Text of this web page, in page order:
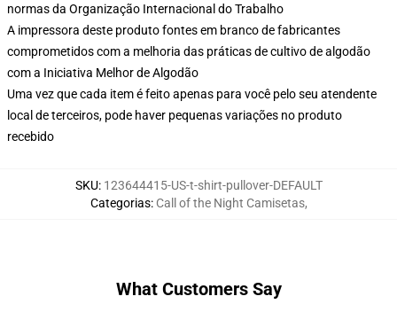
normas da Organização Internacional do Trabalho
A impressora deste produto fontes em branco de fabricantes
comprometidos com a melhoria das práticas de cultivo de algodão
com a Iniciativa Melhor de Algodão
Uma vez que cada item é feito apenas para você pelo seu atendente
local de terceiros, pode haver pequenas variações no produto
recebido
SKU: 123644415-US-t-shirt-pullover-DEFAULT
Categorias: Call of the Night Camisetas,
What Customers Say